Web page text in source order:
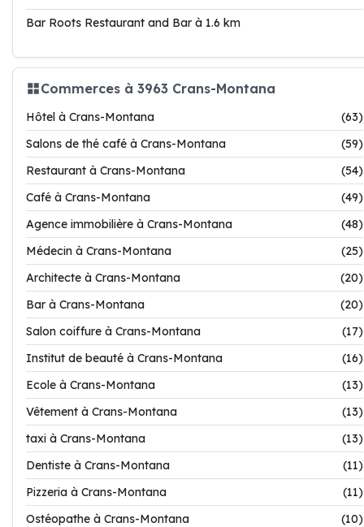
Bar Roots Restaurant and Bar à 1.6 km
Commerces à 3963 Crans-Montana
Hôtel à Crans-Montana
(63)
Salons de thé café à Crans-Montana
(59)
Restaurant à Crans-Montana
(54)
Café à Crans-Montana
(49)
Agence immobilière à Crans-Montana
(48)
Médecin à Crans-Montana
(25)
Architecte à Crans-Montana
(20)
Bar à Crans-Montana
(20)
Salon coiffure à Crans-Montana
(17)
Institut de beauté à Crans-Montana
(16)
Ecole à Crans-Montana
(13)
Vêtement à Crans-Montana
(13)
taxi à Crans-Montana
(13)
Dentiste à Crans-Montana
(11)
Pizzeria à Crans-Montana
(11)
Ostéopathe à Crans-Montana
(10)